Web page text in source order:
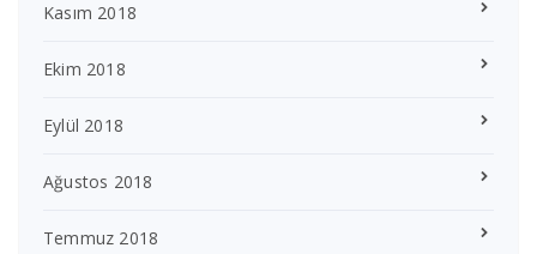
Kasım 2018
Ekim 2018
Eylül 2018
Ağustos 2018
Temmuz 2018